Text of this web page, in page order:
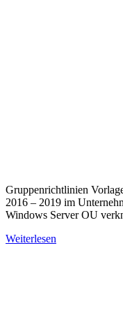
Gruppenrichtlinien
2016 – 2019 im
Windows Server OU
Weiterlesen